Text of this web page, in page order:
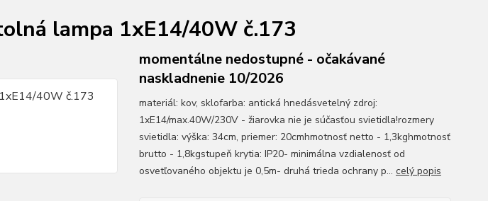
lampa 1xE14/40W č.173
momentálne nedostupné - očakávané
naskladnenie 10/2026
materiál: kov, sklofarba: antická hnedásvetelný zdroj:
1xE14/max.40W/230V - žiarovka nie je súčasťou svietidla!rozmery
svietidla: výška: 34cm, priemer: 20cmhmotnosť netto - 1,3kghmotnosť
brutto - 1,8kgstupeň krytia: IP20- minimálna vzdialenosť od
osvetľovaného objektu je 0,5m- druhá trieda ochrany p... celý popis